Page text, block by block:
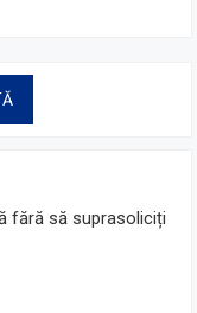
fără să suprasoliciți